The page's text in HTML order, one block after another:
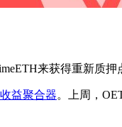
来获得重新质
益聚合器。上周，